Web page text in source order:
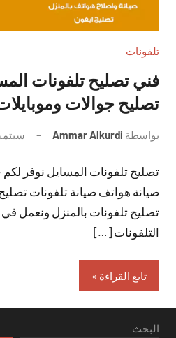
تلفونات
تصليح جوالات
بواسطة Ammar Alkurdi سبتمبر 29,
تصليح تلفونات المسايل نوفر
صيانة هواتف صيانة تلفونات
تصليح تلفونات بالمنزل ونعمل
التلفونات […]
تابع القراءة
البحث